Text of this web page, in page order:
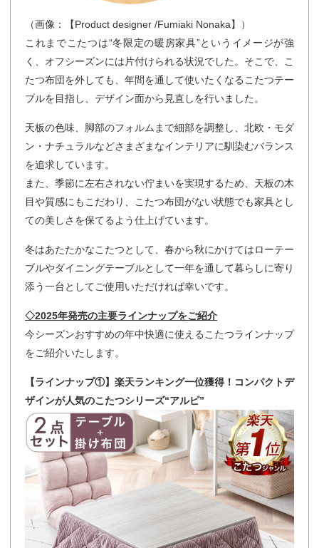
（画像：【Product designer /Fumiaki Nonaka】）
これまでこたつは“冬限定の暖房家具”というイメージが強
く、オフシーズンには片付けられる状況でした。そこで、こ
たつ布団を外しても、年間を通して使いたくなるこたつテー
ブルを目指し、デザイン面から見直しを行いました。
天板の色味、脚部のフォルムまで細部を調整し、北欧・モダ
ン・ナチュラルなどさまざまなインテリアに馴染むバランス
を追求しています。
また、季節に左右されない佇まいを実現するため、天板の木
目や質感にもこだわり、こたつ布団がない状態でも家具とし
ての美しさを保てるよう仕上げています。
冬はあたたかなこたつとして、春から秋にかけてはローテー
ブルやダイニングテーブルとして一年を通して暮らしに寄り
添う一台としてご使用いただければ幸いです。
◇2025年発売の主要ラインナップをご紹介
今シーズンおすすめの年中快適に使えるこたつラインナップ
をご紹介いたします。
【ラインナップ①】楽天ランキング一位獲得！コンパクトデ
ザインが人気のこたつシリーズ“アルピ”